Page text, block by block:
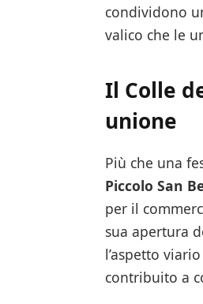
condividono
valico che le
Il Colle
unione
Più che una
Piccolo San
per il
sua apertura
l’aspetto
contribuito a